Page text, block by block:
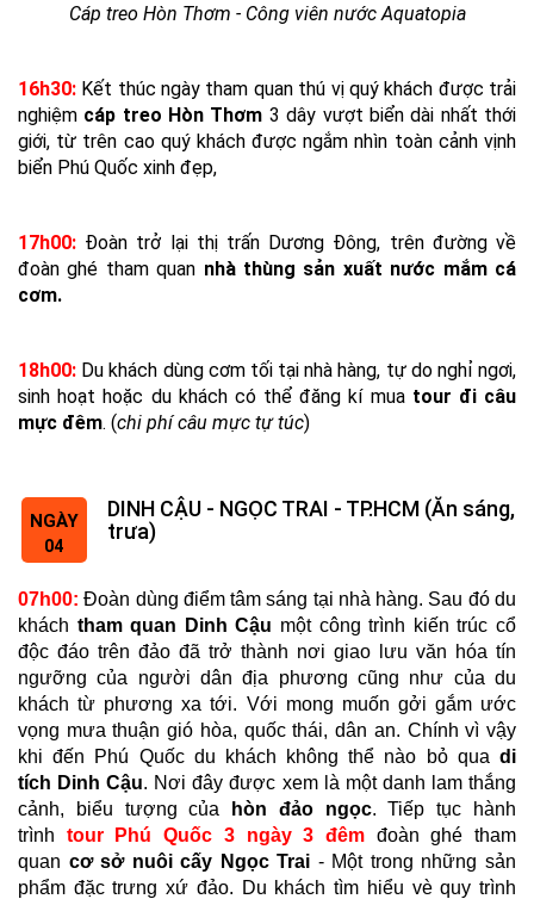
Cáp treo Hòn Thơm - Công viên nước Aquatopia
16h30: Kết thúc ngày tham quan thú vị quý khách được trải
nghiệm cáp treo Hòn Thơm 3 dây vượt biển dài nhất thới
giới, từ trên cao quý khách được ngắm nhìn toàn cảnh vịnh
biển Phú Quốc xinh đẹp,
17h00: Đoàn trở lại thị trấn Dương Đông, trên đường về
đoàn ghé tham quan nhà thùng sản xuất nước mắm cá
cơm.
18h00: Du khách dùng cơm tối tại nhà hàng, tự do nghỉ ngơi,
sinh hoạt hoặc du khách có thể đăng kí mua tour đi câu
mực đêm. (chi phí câu mực tự túc)
NGÀY
04
DINH CẬU - NGỌC TRAI - TP.HCM (Ăn sáng,
trưa)
07h00: Đoàn dùng điểm tâm sáng tại nhà hàng. Sau đó du
khách tham quan Dinh Cậu một công trình kiến trúc cổ
độc đáo trên đảo đã trở thành nơi giao lưu văn hóa tín
ngưỡng của người dân địa phương cũng như của du
khách từ phương xa tới. Với mong muốn gởi gắm ước
vọng mưa thuận gió hòa, quốc thái, dân an. Chính vì vậy
khi đến Phú Quốc du khách không thể nào bỏ qua di
tích Dinh Cậu. Nơi đây được xem là một danh lam thắng
cảnh, biểu tượng của
hòn đảo ngọc. Tiếp tục hành
trình tour Phú Quốc 3 ngày 3 đêmđoàn ghé tham
quan cơ sở nuôi cấy Ngọc Trai - Một trong những sản
phẩm đặc trưng xứ đảo. Du khách tìm hiểu vè quy trình